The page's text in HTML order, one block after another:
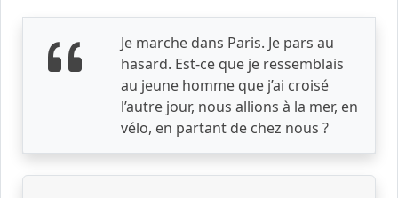
Je marche dans Paris. Je pars au
hasard. Est-ce que je ressemblais
au jeune homme que j’ai croisé
l’autre jour, nous allions à la mer, en
vélo, en partant de chez nous ?